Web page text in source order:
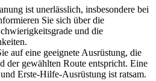
ist unerlässlich, insbesondere bei
Sie sich über die
und die
auf eine geeignete Ausrüstung, die
der gewählten Route entspricht. Eine
Erste-Hilfe-Ausrüstung ist ratsam.